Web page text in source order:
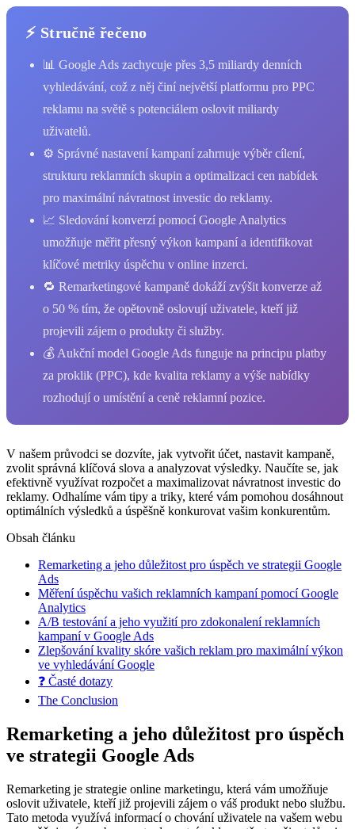
⚡ Stručně řečeno
📊 Google Ads zachycuje přes 3,5 miliardy denních
vyhledávání, což z něj činí největší platformu pro PPC
reklamu na světě s potenciálem oslovit miliardy
uživatelů.
⚙️ Správné nastavení kampaní zahrnuje výběr cílení,
strukturu reklamních skupin a optimalizaci cen nabídek
pro maximální návratnost investic do reklamy.
📈 Sledování konverzí pomocí Google Analytics
umožňuje měřit přesný výkon kampaní a identifikovat
klíčové metriky úspěchu v online inzerci.
🔁 Remarketingové kampaně dokáží zvýšit konverze až
o 50 % tím, že opětovně oslovují uživatele, kteří již
projevili zájem o produkty či služby.
💰 Aukční model Google Ads funguje na principu platby
za proklik (PPC), kde kvalita reklamy a výše nabídky
rozhodují o umístění a ceně reklamní pozice.
V našem průvodci se dozvíte, jak vytvořit účet, nastavit kampaně,
zvolit správná klíčová slova a analyzovat výsledky. Naučíte se, jak
efektivně využívat rozpočet a maximalizovat návratnost investic do
reklamy. Odhalíme vám tipy a triky, které vám pomohou dosáhnout
optimálních výsledků a úspěšně konkurovat vašim konkurentům.
Obsah článku
Remarketing a jeho důležitost pro úspěch ve strategii Google
Ads
Měření úspěchu vašich reklamních kampaní pomocí Google
Analytics
A/B testování a jeho využití pro zdokonalení reklamních
kampaní v Google Ads
Zlepšování kvality skóre vašich reklam pro maximální výkon
ve vyhledávání Google
❓ Časté dotazy
The Conclusion
Remarketing a jeho důležitost pro úspěch
ve strategii Google Ads
Remarketing je strategie online marketingu, která vám umožňuje
oslovit uživatele, kteří již projevili zájem o váš produkt nebo službu.
Tato metoda využívá informací o chování uživatele na vašem webu